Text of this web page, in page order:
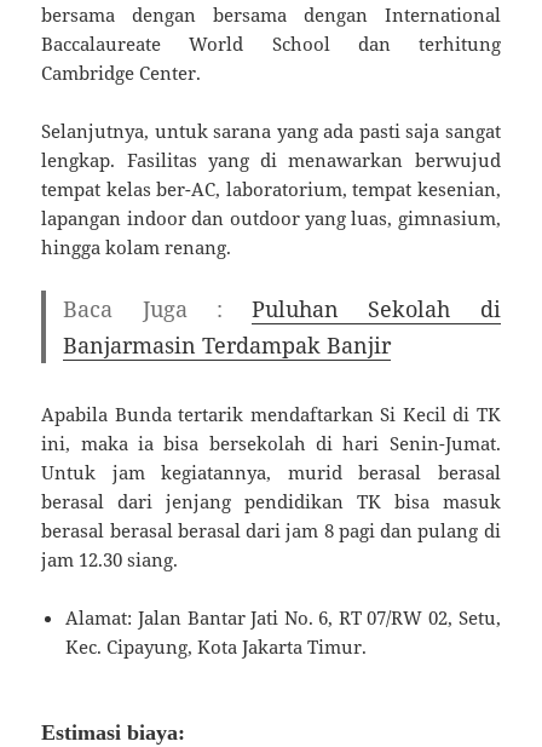
bersama dengan bersama dengan International
Baccalaureate World School dan terhitung
Cambridge Center.
Selanjutnya, untuk sarana yang ada pasti saja sangat
lengkap. Fasilitas yang di menawarkan berwujud
tempat kelas ber-AC, laboratorium, tempat kesenian,
lapangan indoor dan outdoor yang luas, gimnasium,
hingga kolam renang.
Baca Juga :Puluhan Sekolah di
Banjarmasin Terdampak Banjir
Apabila Bunda tertarik mendaftarkan Si Kecil di TK
ini, maka ia bisa bersekolah di hari Senin-Jumat.
Untuk jam kegiatannya, murid berasal berasal
berasal dari jenjang pendidikan TK bisa masuk
berasal berasal berasal dari jam 8 pagi dan pulang di
jam 12.30 siang.
Alamat: Jalan Bantar Jati No. 6, RT 07/RW 02, Setu,
Kec. Cipayung, Kota Jakarta Timur.
Estimasi biaya: